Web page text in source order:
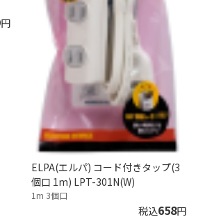
円
ELPA(エルパ) コード付きタップ(3
個口 1m) LPT-301N(W)
1m 3個口
税込658円